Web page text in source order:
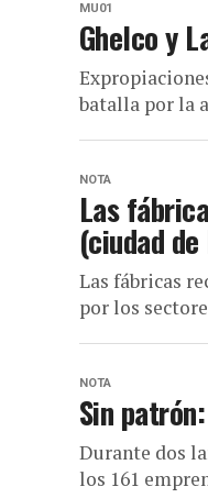
MU01
Ghelco y
batalla por la
NOTA
Las
(ciudad
Las fábricas
por los
NOTA
Sin
Durante dos
los 161